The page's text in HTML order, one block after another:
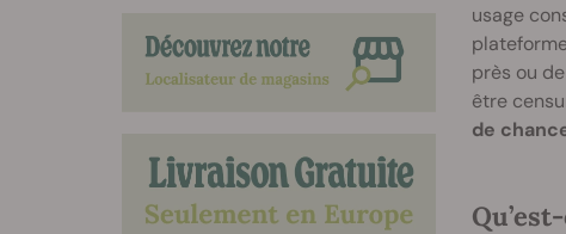
usage
près ou
être
de